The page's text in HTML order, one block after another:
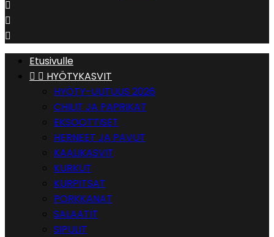



Etusivulle
  HYÖTYKASVIT
HYÖTY-UUTUUS 2026
CHILIT JA PAPRIKAT
EKSOOTTISET
HERNEET JA PAVUT
KAALIKASVIT
KURKUT
KURPITSAT
PORKKANAT
SALAATIT
SIPULIT